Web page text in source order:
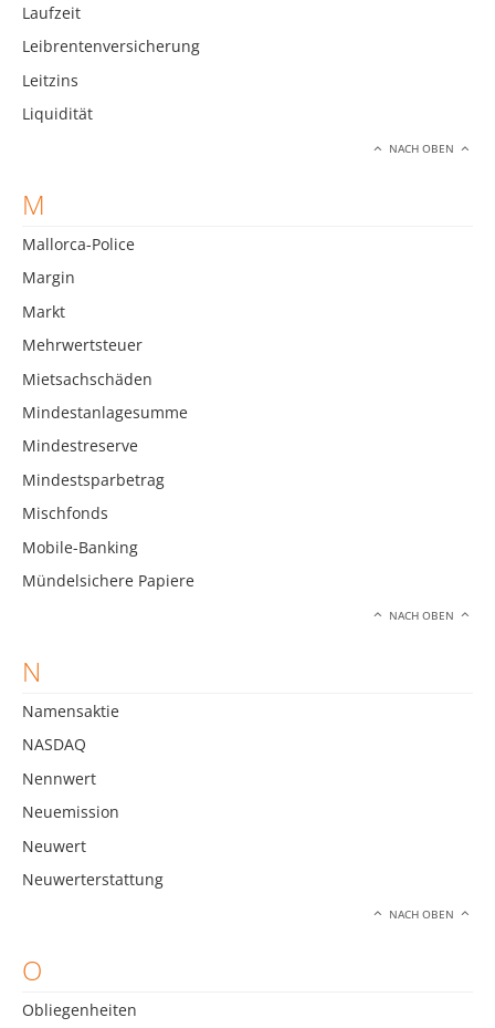
Laufzeit
Leibrentenversicherung
Leitzins
Liquidität
NACH OBEN
M
Mallorca-Police
Margin
Markt
Mehrwertsteuer
Mietsachschäden
Mindestanlagesumme
Mindestreserve
Mindestsparbetrag
Mischfonds
Mobile-Banking
Mündelsichere Papiere
NACH OBEN
N
Namensaktie
NASDAQ
Nennwert
Neuemission
Neuwert
Neuwerterstattung
NACH OBEN
O
Obliegenheiten